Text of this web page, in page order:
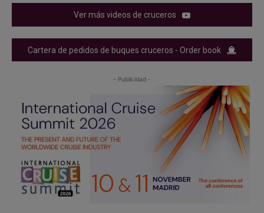
Ver más videos de cruceros
Cartera de pedidos de buques cruceros - Order book
- Publicidad -